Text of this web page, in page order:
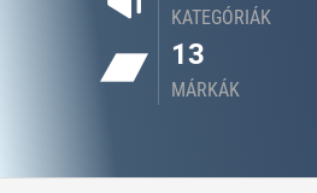
KATEGÓRIÁK
13
MÁRKÁK